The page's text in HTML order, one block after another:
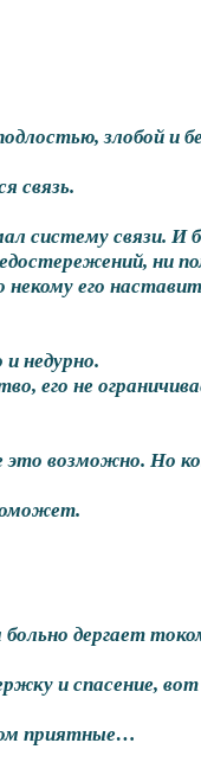
злобой и
связь.
систему связи. И
ни
его
недурно.
его не
это возможно. Но
дергает
и спасение, вот
приятные…